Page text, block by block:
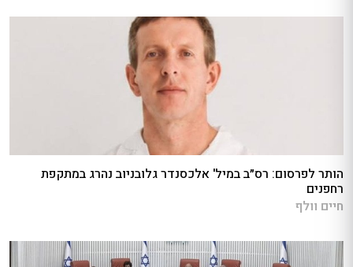
הותר לפרסום: רס״ב במיל' אלכסנדר גלובניוב נהרג במתקפת
רחפנים
חיים וולף